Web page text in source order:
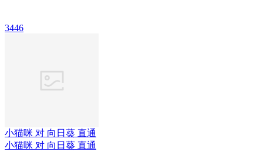
3446
小猫咪 对 向日葵 直通
小猫咪 对 向日葵 直通